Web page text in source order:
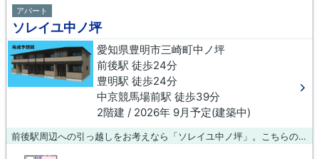
アパート
ソレイユ中ノ坪
愛知県豊明市三崎町中ノ坪
前後駅 徒歩24分
豊明駅 徒歩24分
中京競馬場前駅 徒歩39分
2階建 / 2026年 9月予定(建築中)
前後駅周辺への引っ越しをお考えなら「ソレイユ中ノ坪」。こちらの物件はアパートです。住環境の整った豊明市エリアで、快適な暮らしをしませんか？当社はお客様のご希望にお応えし、ライフスタイルに適した物件のご紹介を致します。お気軽にご連絡下さい。